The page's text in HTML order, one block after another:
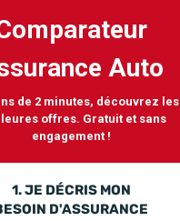
Auto
de 2 minutes, découvrez les
offres. Gratuit et sans
engagement !